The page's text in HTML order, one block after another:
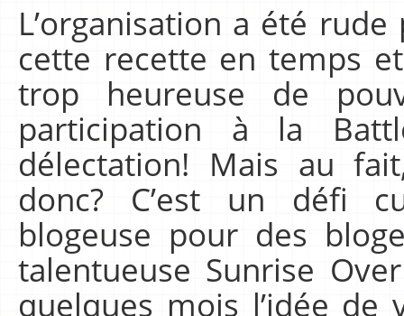
L’organisation a été
cette recette en temps
trop heureuse de
participation à la
délectation! Mais au
donc? C’est un défi
blogeuse pour des
talentueuse Sunrise
quelques mois l’idée